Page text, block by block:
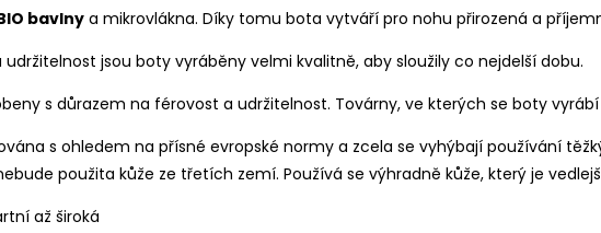
bavlny a mikrovlákna. Díky tomu bota vytváří pro nohu přirozená a
udržitelnost jsou boty vyráběny velmi kvalitně, aby sloužily co nejdelší dobu.
s důrazem na férovost a udržitelnost. Továrny, ve kterých se boty
s ohledem na přísné evropské normy a zcela se vyhýbají používání
použita kůže ze třetích zemí. Používá se výhradně kůže, který je
až široká